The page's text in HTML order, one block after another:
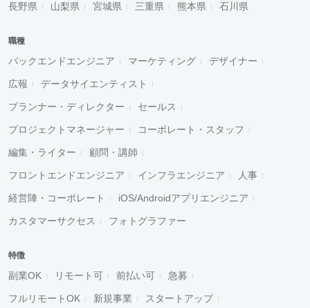
長野県 山梨県 宮城県 三重県 熊本県 石川県
職種
バックエンドエンジニア マーケティング デザイナー
広報 データサイエンティスト
プランナー・ディレクター セールス
プロジェクトマネージャー コーポレート・スタッフ
編集・ライター 顧問・講師
フロントエンドエンジニア インフラエンジニア 人事
経営陣・コーポレート iOS/Androidアプリエンジニア
カスタマーサクセス フォトグラファー
特徴
副業OK リモート可 前払い可 急募
フルリモートOK 新規事業 スタートアップ